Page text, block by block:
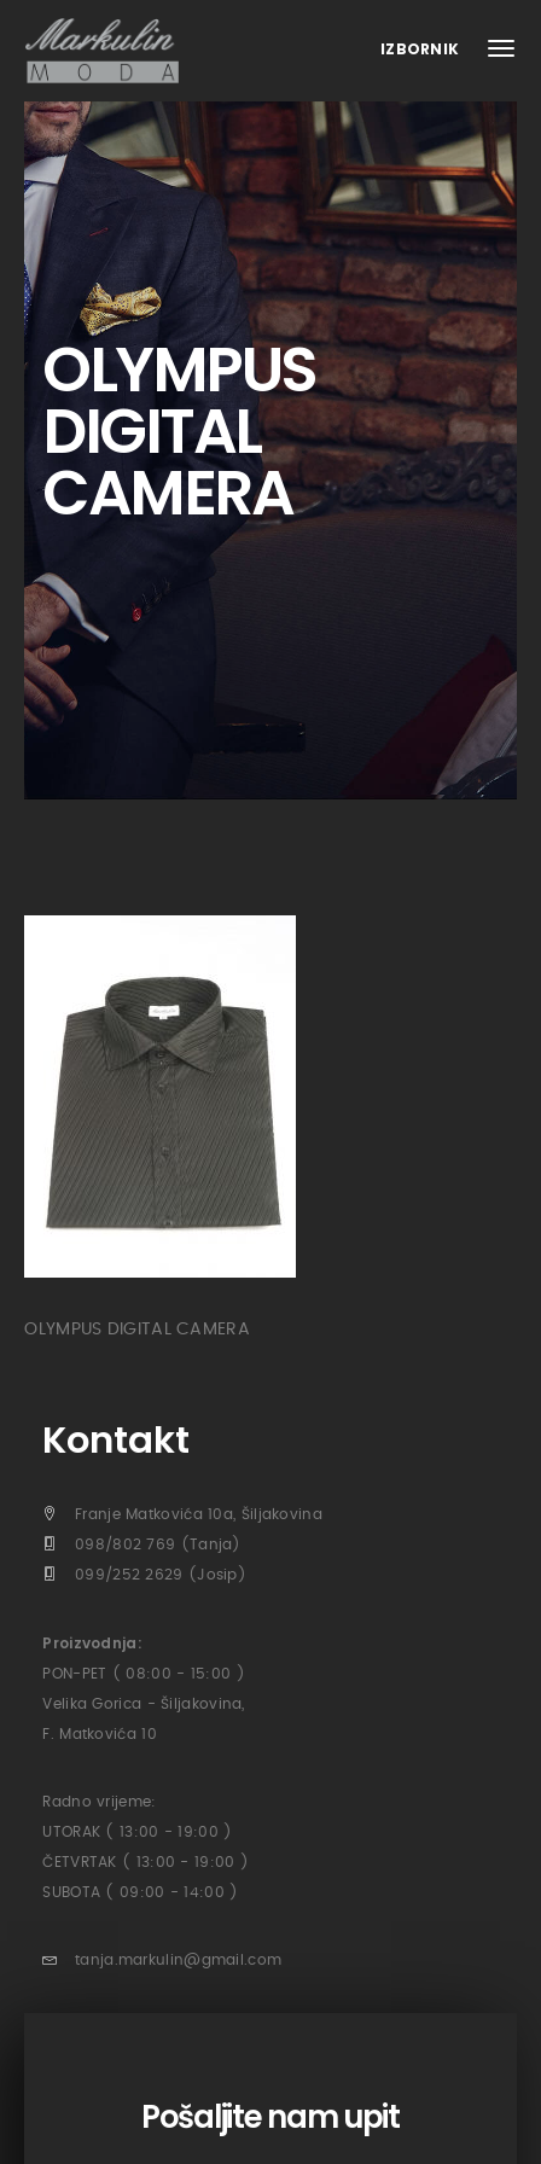
IZBORNIK
OLYMPUS
DIGITAL
CAMERA
OLYMPUS DIGITAL CAMERA
Kontakt
Franje Matkovića 10a, Šiljakovina
098/802 769 (Tanja)
099/252 2629 (Josip)
Proizvodnja:
PON-PET ( 08:00 - 15:00 )
Velika Gorica - Šiljakovina,
F. Matkovića 10
Radno vrijeme:
UTORAK ( 13:00 - 19:00 )
ČETVRTAK ( 13:00 - 19:00 )
SUBOTA ( 09:00 - 14:00 )
tanja.markulin@gmail.com
Pošaljite nam upit